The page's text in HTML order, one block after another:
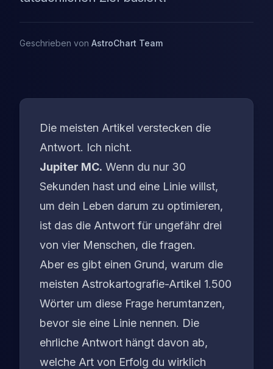
Geschrieben von AstroChart Team
Die meisten Artikel verstecken die
Antwort. Ich nicht.
Jupiter MC. Wenn du nur 30
Sekunden hast und eine Linie willst,
um dein Leben darum zu optimieren,
ist das die Antwort für ungefähr drei
von vier Menschen, die fragen.
Aber es gibt einen Grund, warum die
meisten Astrokartografie-Artikel 1.500
Wörter um diese Frage herumtanzen,
bevor sie eine Linie nennen. Die
ehrliche Antwort hängt davon ab,
welche Art von Erfolg du wirklich